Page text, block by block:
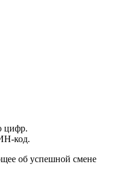
цифр.
код.
об успешной смене